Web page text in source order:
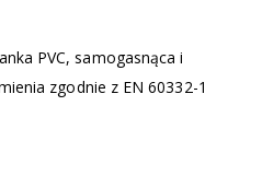
PVC, samogasnąca i
zgodnie z EN 60332-1